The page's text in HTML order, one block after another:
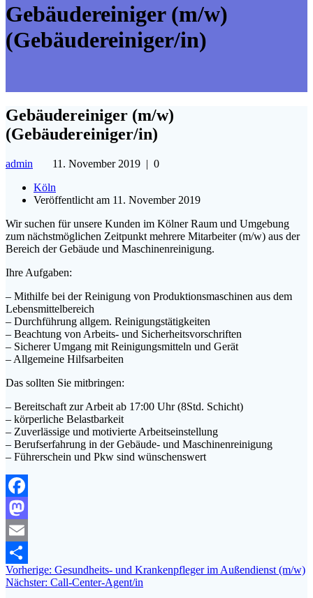
Gebäudereiniger (m/w)
(Gebäudereiniger/in)
Gebäudereiniger (m/w)
(Gebäudereiniger/in)
admin 11. November 2019 | 0
Köln
Veröffentlicht am 11. November 2019
Wir suchen für unsere Kunden im Kölner Raum und Umgebung
zum nächstmöglichen Zeitpunkt mehrere Mitarbeiter (m/w) aus der
Bereich der Gebäude und Maschinenreinigung.
Ihre Aufgaben:
– Mithilfe bei der Reinigung von Produktionsmaschinen aus dem
Lebensmittelbereich
– Durchführung allgem. Reinigungstätigkeiten
– Beachtung von Arbeits- und Sicherheitsvorschriften
– Sicherer Umgang mit Reinigungsmitteln und Gerät
– Allgemeine Hilfsarbeiten
Das sollten Sie mitbringen:
– Bereitschaft zur Arbeit ab 17:00 Uhr (8Std. Schicht)
– körperliche Belastbarkeit
– Zuverlässige und motivierte Arbeitseinstellung
– Berufserfahrung in der Gebäude- und Maschinenreinigung
– Führerschein und Pkw sind wünschenswert
Facebook
Mastodon
Email
Teilen
Beitragsnavigation
Vorherige: Vorheriger
Beitrag:
Gesundheits- und Krankenpfleger im Außendienst (m/w)
Nächster: Nächster
Call-Center-Agent/in